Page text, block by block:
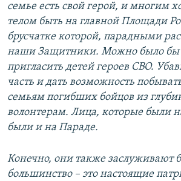
семье есть свой герой, и многим
телом быть на главной Площади
брусчатке которой, парадными
наши Защитники. Можно было бы
пригласить детей героев СВО.
часть и дать возможность
семьям погибших бойцов из
волонтерам. Лица, которые были
были и на Параде.
Конечно, они также заслуживают
большинство – это настоящие